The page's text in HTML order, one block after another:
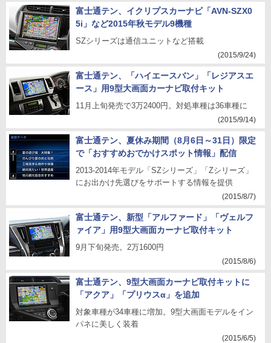
富士通テン、イクリプスカーナビ「AVN-SZX0
5i」など2015年秋モデル9機種
SZシリーズは通信ユニットなど搭載
(2015/9/24)
富士通テン、「ハイエースバン」「レジアスエ
ース」用9型大画面カーナビ取付キット
11月上旬発売で3万2400円。対処車種は36車種に
(2015/9/14)
富士通テン、夏休み期間（8月6日～31日）限定
で「おすすめおでかけスポット情報」配信
2013-2014年モデル「SZシリーズ」「Zシリーズ」
にお出かけ先選びをサポートする情報を提供
(2015/8/7)
富士通テン、新型「アルファード」「ヴェルフ
ァイア」用9型大画面カーナビ取付キット
9月下旬発売。2万1600円
(2015/8/6)
富士通テン、9型大画面カーナビ取付キットに
「アクア」「プリウスα」を追加
対象車種が34車種に増加。9型大画面モデルをイン
パネに美しく装着
(2015/6/5)